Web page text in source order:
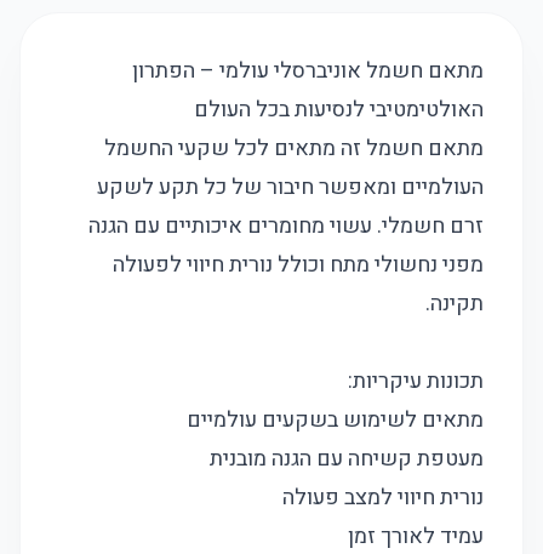
מתאם חשמל אוניברסלי עולמי – הפתרון
האולטימטיבי לנסיעות בכל העולם
מתאם חשמל זה מתאים לכל שקעי החשמל
העולמיים ומאפשר חיבור של כל תקע לשקע
זרם חשמלי. עשוי מחומרים איכותיים עם הגנה
מפני נחשולי מתח וכולל נורית חיווי לפעולה
תקינה.
תכונות עיקריות:
מתאים לשימוש בשקעים עולמיים
מעטפת קשיחה עם הגנה מובנית
נורית חיווי למצב פעולה
עמיד לאורך זמן